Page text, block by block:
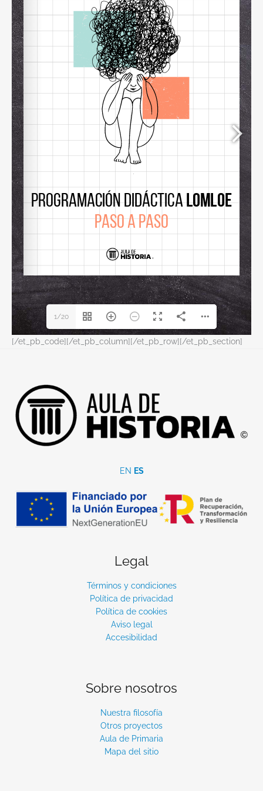
www.auladehistoria.org
1/20
[/et_pb_code][/et_pb_column][/et_pb_row][/et_pb_section]
EN ES
Legal
Términos y condiciones
Política de privacidad
Política de cookies
Aviso legal
Accesibilidad
Sobre nosotros
Nuestra filosofía
Otros proyectos
Aula de Primaria
Mapa del sitio